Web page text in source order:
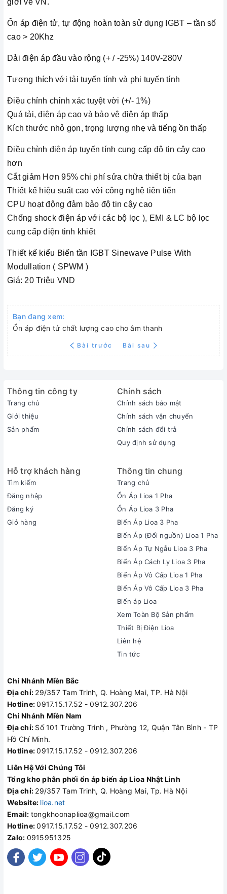
giới về VN.
Ổn áp điện tử, tự động hoàn toàn sử dụng IGBT – tần số
cao > 20Khz
Dải điện áp đầu vào rộng (+ / -25%) 140V-280V
Tương thích với tải tuyến tính và phi tuyến tính
Điều chỉnh chính xác tuyệt vời (+/- 1%)
Quá tải, điện áp cao và bảo vệ điện áp thấp
Kích thước nhỏ gọn, trọng lượng nhẹ và tiếng ồn thấp
Điều chỉnh điện áp tuyến tính cung cấp độ tin cậy cao
hơn
Cắt giảm Hơn 95% chi phí sửa chữa thiết bị của bạn
Thiết kế hiệu suất cao với công nghệ tiên tiến
CPU hoạt động đảm bảo độ tin cậy cao
Chống shock điện áp với các bộ lọc ), EMI & LC bộ lọc
cung cấp điện tinh khiết
Thiết kế kiểu Biến tần IGBT Sinewave Pulse With
Modullation ( SPWM )
Giá: 20 Triệu VND
Bạn đang xem:
Ổn áp điện tử chất lượng cao cho âm thanh
Bài trước Bài sau
Thông tin công ty
Trang chủ
Giới thiệu
Sản phẩm
Chính sách
Chính sách bảo mật
Chính sách vận chuyển
Chính sách đổi trả
Quy định sử dụng
Hỗ trợ khách hàng
Tìm kiếm
Đăng nhập
Đăng ký
Giỏ hàng
Thông tin chung
Trang chủ
Ổn Áp Lioa 1 Pha
Ổn Áp Lioa 3 Pha
Biến Áp Lioa 3 Pha
Biến Áp (Đổi nguồn) Lioa 1 Pha
Biến Áp Tự Ngẫu Lioa 3 Pha
Biến Áp Cách Ly Lioa 3 Pha
Biến Áp Vô Cấp Lioa 1 Pha
Biến Áp Vô Cấp Lioa 3 Pha
Biến áp Lioa
Xem Toàn Bộ Sản phẩm
Thiết Bị Điện Lioa
Liên hệ
Tin tức
Chi Nhánh Miền Bắc
Địa chỉ: 29/357 Tam Trinh, Q. Hoàng Mai, TP. Hà Nội
Hotline:0917.15.17.52 - 0912.307.206
Chi Nhánh Miền Nam
Địa chỉ: Số 101 Trường Trinh , Phường 12, Quận Tân Bình - TP
Hồ Chí Minh.
Hotline:0917.15.17.52 - 0912.307.206
Liên Hệ Với Chúng Tôi
Tổng kho phân phối ổn áp biến áp Lioa Nhật Linh
Địa chỉ: 29/357 Tam Trinh, Q. Hoàng Mai, Tp. Hà Nội
Website: lioa.net
Email: tongkhoonaplioa@gmail.com
Hotline:0917.15.17.52 - 0912.307.206
Zalo: 0915951325